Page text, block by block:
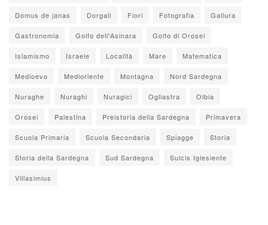
Domus de janas Dorgali Fiori Fotografia Gallura
Gastronomia Golfo dell'Asinara Golfo di Orosei
Islamismo Israele Località Mare Matematica
Medioevo Medioriente Montagna Nord Sardegna
Nuraghe Nuraghi Nuragici Ogliastra Olbia
Orosei Palestina Preistoria della Sardegna Primavera
Scuola Primaria Scuola Secondaria Spiagge Storia
Storia della Sardegna Sud Sardegna Sulcis Iglesiente
Villasimius